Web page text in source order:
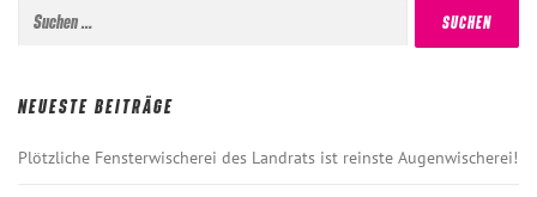
nach:
NEUESTE BEITRÄGE
Plötzliche Fensterwischerei des Landrats ist reinste Augenwischerei!